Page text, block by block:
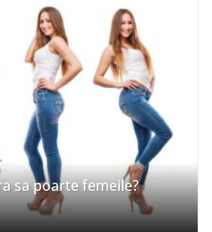
sa poarte femeile?